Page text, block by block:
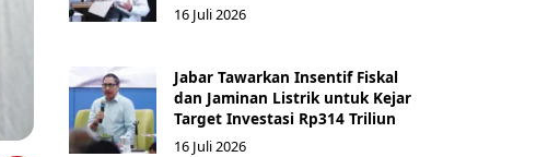
16 Juli 2026
Jabar Tawarkan Insentif Fiskal
dan Jaminan Listrik untuk Kejar
Target Investasi Rp314 Triliun
16 Juli 2026